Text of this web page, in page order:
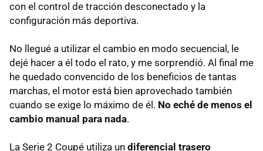
con el control de tracción desconectado y la
configuración más deportiva.
No llegué a utilizar el cambio en modo secuencial, le
dejé hacer a él todo el rato, y me sorprendió. Al final me
he quedado convencido de los beneficios de tantas
marchas, el motor está bien aprovechado también
cuando se exige lo máximo de él. No eché de menos el
cambio manual para nada.
La Serie 2 Coupé utiliza un diferencial trasero